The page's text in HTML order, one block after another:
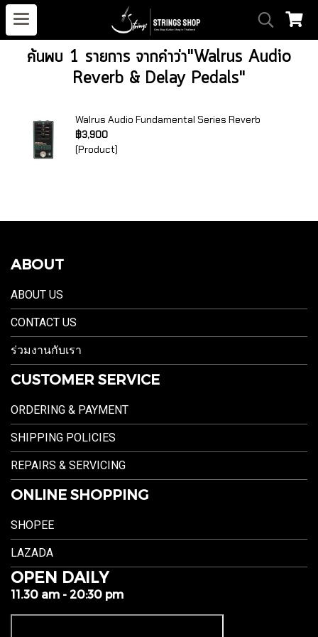
ค้นพบ 1 รายการ จากคำว่า"Walrus Audio
Reverb & Delay Pedals"
Walrus Audio Fundamental Series Reverb
฿3,900
(Product)
ABOUT
ABOUT US
CONTACT US
ร่วมงานกับเรา
CUSTOMER SERVICE
ORDERING & PAYMENT
SHIPPING POLICIES
REPAIRS & SERVICING
ONLINE SHOPPING
SHOPEE
LAZADA
OPEN DAILY
11.30 am - 20:30 pm